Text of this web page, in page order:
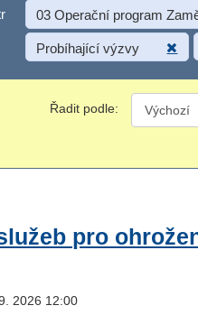
03 Operační program
Probíhající výzvy
Řadit podle:
pro
2026 12:00